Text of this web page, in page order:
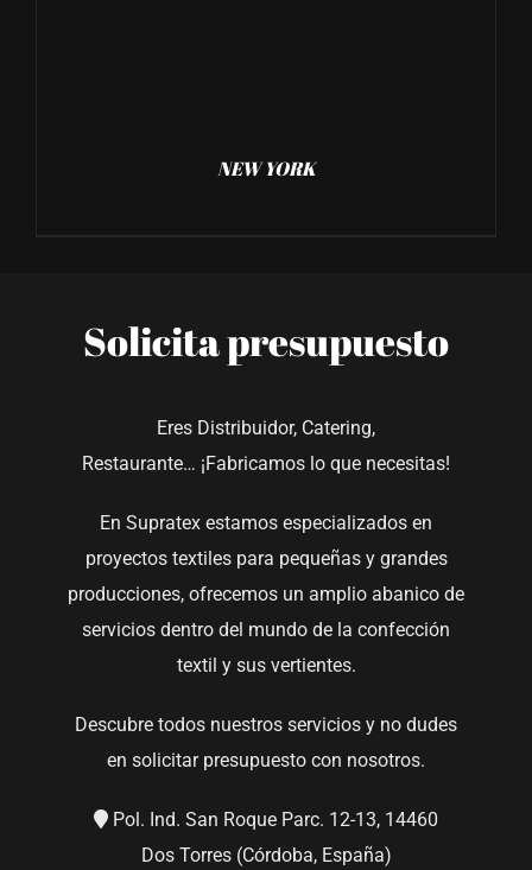
NEW YORK
Solicita presupuesto
Eres Distribuidor, Catering,
Restaurante… ¡Fabricamos lo que necesitas!
En Supratex estamos especializados en
proyectos textiles para pequeñas y grandes
producciones, ofrecemos un amplio abanico de
servicios dentro del mundo de la confección
textil y sus vertientes.
Descubre todos nuestros servicios y no dudes
en solicitar presupuesto con nosotros.
Pol. Ind. San Roque Parc. 12-13, 14460
Dos Torres (Córdoba, España)